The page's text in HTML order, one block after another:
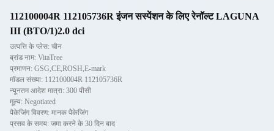
112100004R 112105736R इंजन सस्पेंशन के लिए रेनॉल्ट LAGUNA
III (BTO/1)2.0 dci
उत्पत्ति के प्लेस: चीन
ब्रांड नाम: VitaTree
प्रमाणन: GSG,CE,ROSH,E-mark
मॉडल संख्या: 112100004R 112105736R
न्यूनतम आदेश मात्रा: 300 पीसी
मूल्य: Negotiated
पैकेजिंग विवरण: मानक पैकेजिंग
प्रसव के समय: जमा करने के 30 दिन बाद